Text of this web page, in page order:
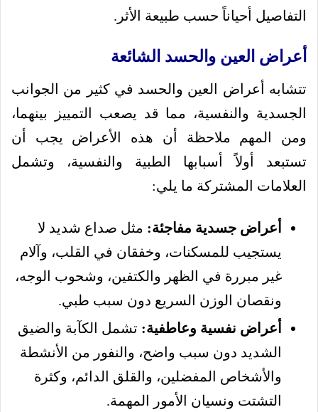
التفاصيل أحياناً حسب طبيعة الأثر.
أعراض العين والحسد الشائعة
تتشابه أعراض العين والحسد في كثير من الجوانب
الجسدية والنفسية، مما قد يصعب التمييز بينهما،
ومن المهم ملاحظة أن هذه الأعراض يجب أن
تستبعد أولاً أسبابها الطبية والنفسية، وتشمل
العلامات المشتركة ما يلي:
أعراض جسدية مفاجئة: مثل صداع شديد لا
يستجيب للمسكنات، وخفقان في القلب، وآلام
غير مبررة في الظهر والكتفين، وشحوب الوجه،
ونقصان الوزن السريع دون سبب طبي.
أعراض نفسية وعاطفية: تشمل الكآبة والضيق
الشديد دون سبب واضح، والنفور من الأنشطة
والأشخاص المفضلين، والقلق الدائم، وكثرة
التشتت ونسيان الأمور المهمة.